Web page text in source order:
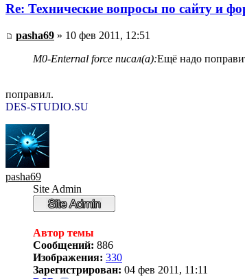
Re: Технические вопросы по сайту и
pasha69 » 10 фев 2011, 12:51
M0-Enternal force писал(а):Ещё надо
поправил.
DES-STUDIO.SU
pasha69
Site Admin
Автор темы
Сообщений: 886
Изображения: 330
Зарегистрирован: 04 фев 2011, 11:11